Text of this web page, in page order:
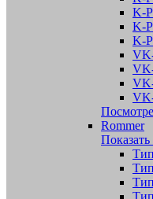
K-
K-
K-
Rommer